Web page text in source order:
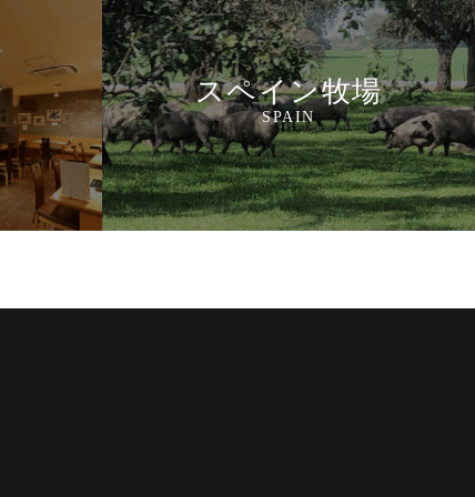
スペイン牧場
SPAIN